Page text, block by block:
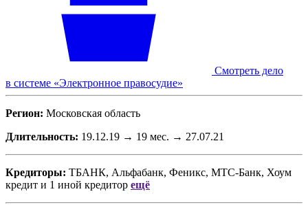
Смотреть дело
в системе «Электронное правосудие»
Регион: Московская область
Длительность: 19.12.19 → 19 мес. → 27.07.21
Кредиторы: ТБАНК, Альфабанк, Феникс, МТС-Банк, Хоум
кредит и 1 иной кредитор ещё